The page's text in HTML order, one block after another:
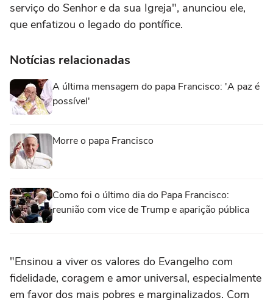
serviço do Senhor e da sua Igreja", anunciou ele,
que enfatizou o legado do pontífice.
Notícias relacionadas
A última mensagem do papa Francisco: 'A paz é
possível'
Morre o papa Francisco
Como foi o último dia do Papa Francisco:
reunião com vice de Trump e aparição pública
"Ensinou a viver os valores do Evangelho com
fidelidade, coragem e amor universal, especialmente
em favor dos mais pobres e marginalizados. Com